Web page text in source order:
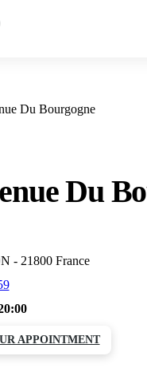
Du Bourgogne
Du
- 21800 France
APPOINTMENT